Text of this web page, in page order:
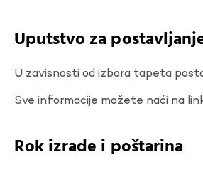
Uputstvo za
U zavisnosti od izbora tapeta
Sve informacije možete naći na
Rok izrade i poštarina